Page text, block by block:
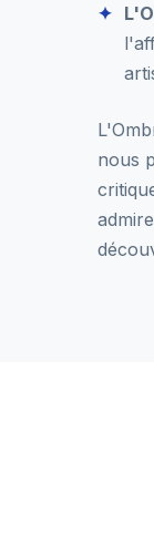
nous